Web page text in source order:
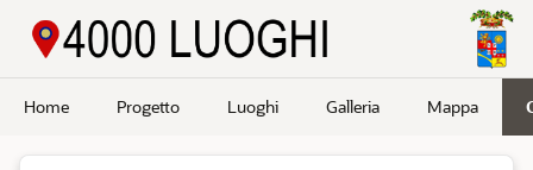
Home Progetto Luoghi Galleria Mappa